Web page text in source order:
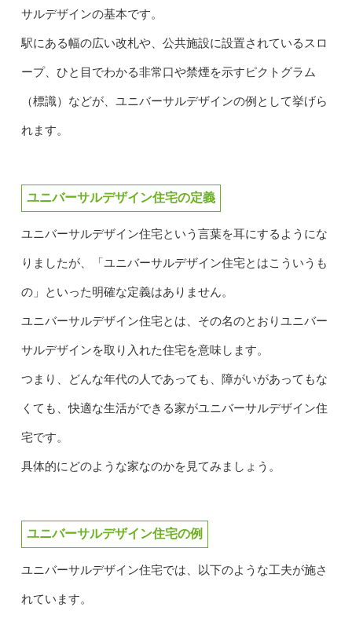
サルデザインの基本です。
駅にある幅の広い改札や、公共施設に設置されているスロ
ープ、ひと目でわかる非常口や禁煙を示すピクトグラム
（標識）などが、ユニバーサルデザインの例として挙げら
れます。
ユニバーサルデザイン住宅の定義
ユニバーサルデザイン住宅という言葉を耳にするようにな
りましたが、「ユニバーサルデザイン住宅とはこういうも
の」といった明確な定義はありません。
ユニバーサルデザイン住宅とは、その名のとおりユニバー
サルデザインを取り入れた住宅を意味します。
つまり、どんな年代の人であっても、障がいがあってもな
くても、快適な生活ができる家がユニバーサルデザイン住
宅です。
具体的にどのような家なのかを見てみましょう。
ユニバーサルデザイン住宅の例
ユニバーサルデザイン住宅では、以下のような工夫が施さ
れています。